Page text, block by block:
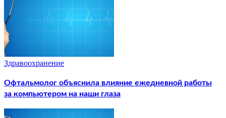
Здравоохранение
Офтальмолог объяснила влияние ежедневной работы
за компьютером на наши глаза